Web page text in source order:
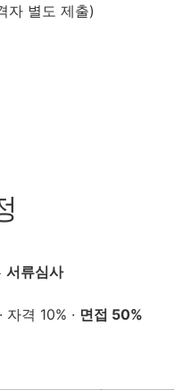
자 별도 제출)
서류심사
자격 10% · 면접 50%